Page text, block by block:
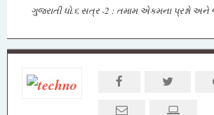
ગુજરાતી ધો.૬ સત્ર -2 : તમામ એકમના પ્રશ્નો અને